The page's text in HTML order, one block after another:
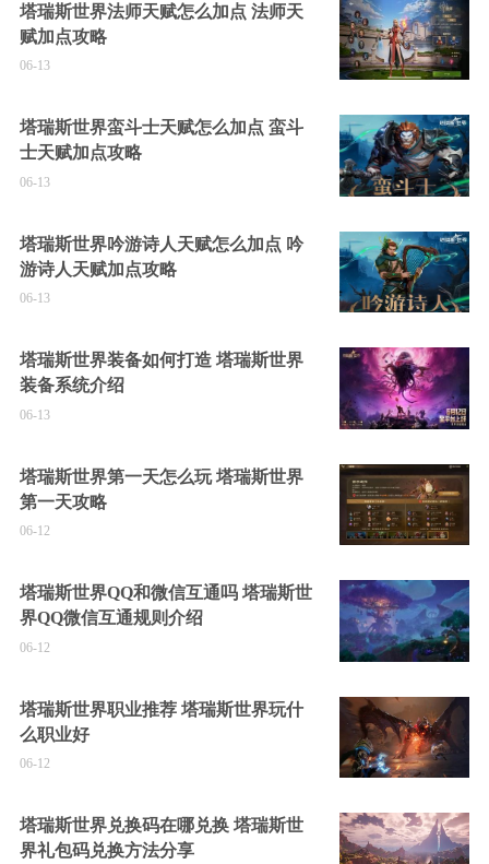
塔瑞斯世界法师天赋怎么加点 法师天
赋加点攻略
06-13
塔瑞斯世界蛮斗士天赋怎么加点 蛮斗
士天赋加点攻略
06-13
塔瑞斯世界吟游诗人天赋怎么加点 吟
游诗人天赋加点攻略
06-13
塔瑞斯世界装备如何打造 塔瑞斯世界
装备系统介绍
06-13
塔瑞斯世界第一天怎么玩 塔瑞斯世界
第一天攻略
06-12
塔瑞斯世界QQ和微信互通吗 塔瑞斯世
界QQ微信互通规则介绍
06-12
塔瑞斯世界职业推荐 塔瑞斯世界玩什
么职业好
06-12
塔瑞斯世界兑换码在哪兑换 塔瑞斯世
界礼包码兑换方法分享